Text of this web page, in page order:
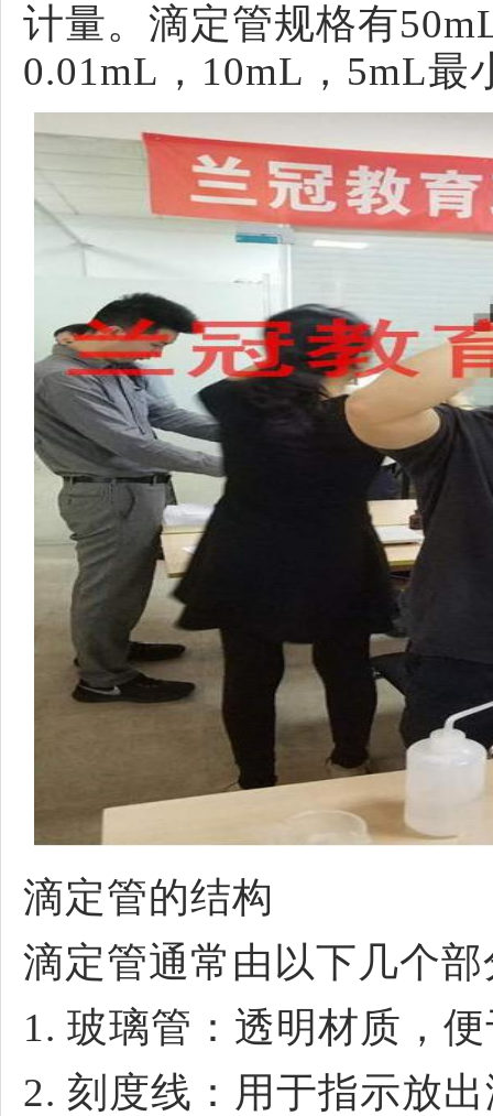
计量。 滴定管规格有
0.01mL，10mL，5mL最
滴定管的结构
滴定管通常由以下几个
1. 玻璃管：透明材质，
2. 刻度线：用于指示放